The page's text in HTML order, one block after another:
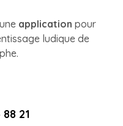
application pour
ludique de
21